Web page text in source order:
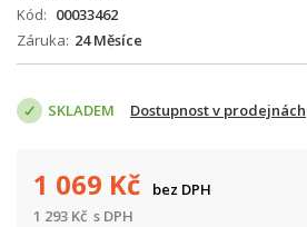
Kód
00033462
Záruka 24 Měsíce
SKLADEM Dostupnost v prodejnách
1 069 Kč
bez DPH
1 293 Kč s DPH